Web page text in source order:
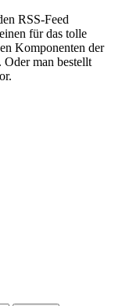
RSS-Feed
für das tolle
Komponenten der
man bestellt